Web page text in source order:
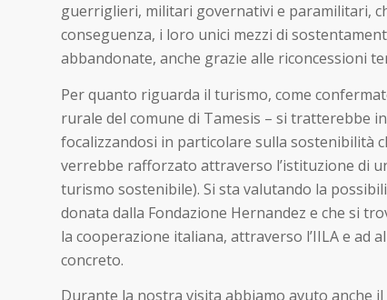
guerriglieri, militari governativi e paramilitari,
conseguenza, i loro unici mezzi di
abbandonate, anche grazie alle riconcessioni
Per quanto riguarda il turismo, come
rurale del comune di Tamesis – si tratterebbe
focalizzandosi in particolare sulla sostenibilità
verrebbe rafforzato attraverso l’istituzione di
turismo sostenibile). Si sta valutando la
donata dalla Fondazione Hernandez e che si
la cooperazione italiana, attraverso l’IILA e
concreto.
Durante la nostra visita abbiamo avuto anche